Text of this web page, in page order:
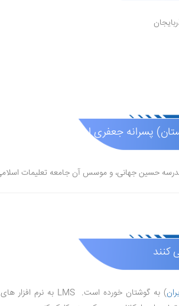
پسرانه جعفری اسلامی (غیر دولتی )
کنند
) به گوشتان خورده است. LMS به نرم افزار های مدیریت یادگیری گفته می شود که دارای امکاناتی چون